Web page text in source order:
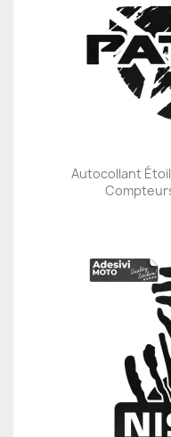
Autocollant